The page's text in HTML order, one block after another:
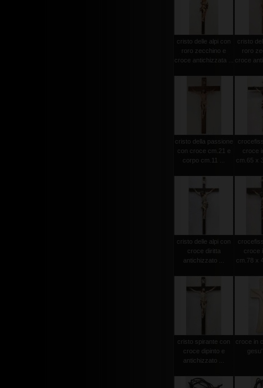
cristo delle alpi con
roro zecchino e
croce antichizzata ...
cristo
roro
croce
cristo della passione
con croce cm.21 e
corpo cm.11 ...
croce
cm.65 x
cristo delle alpi con
croce diritta
antichizzato ...
croce
cm.78 x
cristo spirante con
croce dipinto e
antichizzato ...
croce in